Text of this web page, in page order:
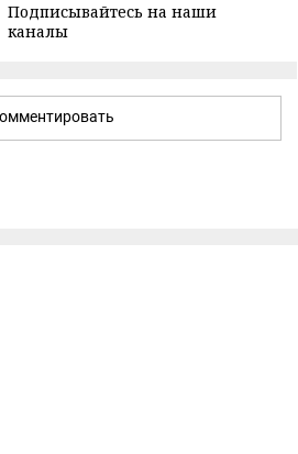
Подписывайтесь на наши
каналы